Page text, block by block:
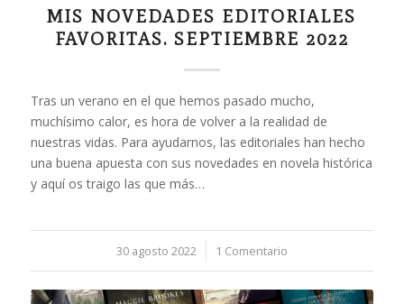
MIS NOVEDADES EDITORIALES
FAVORITAS. SEPTIEMBRE 2022
Tras un verano en el que hemos pasado mucho,
muchísimo calor, es hora de volver a la realidad de
nuestras vidas. Para ayudarnos, las editoriales han hecho
una buena apuesta con sus novedades en novela histórica
y aquí os traigo las que más…
30 agosto 2022
/ 1 Comentario